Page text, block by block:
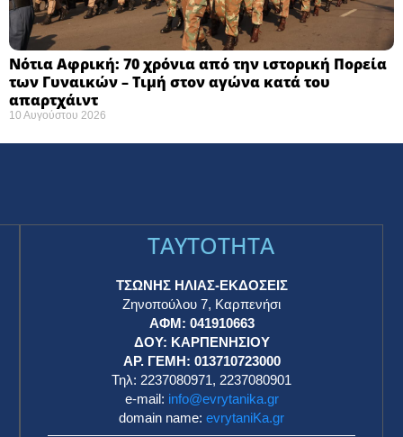
Νότια Αφρική: 70 χρόνια από την ιστορική Πορεία
των Γυναικών – Τιμή στον αγώνα κατά του
απαρτχάιντ ​
10 Αυγούστου 2026
TAYTOTHTA
ΤΣΩΝΗΣ ΗΛΙΑΣ-ΕΚΔΟΣΕΙΣ
Ζηνοπούλου 7, Καρπενήσι
ΑΦΜ: 041910663
ΔΟΥ: ΚΑΡΠΕΝΗΣΙΟΥ
ΑΡ. ΓΕΜΗ: 013710723000
Τηλ: 2237080971, 2237080901
e-mail: info@evrytanika.gr
domain name: evrytaniKa.gr